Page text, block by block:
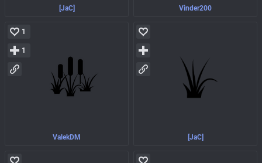
[JaC] Vinder200
ValekDM
1
1
[JaC]